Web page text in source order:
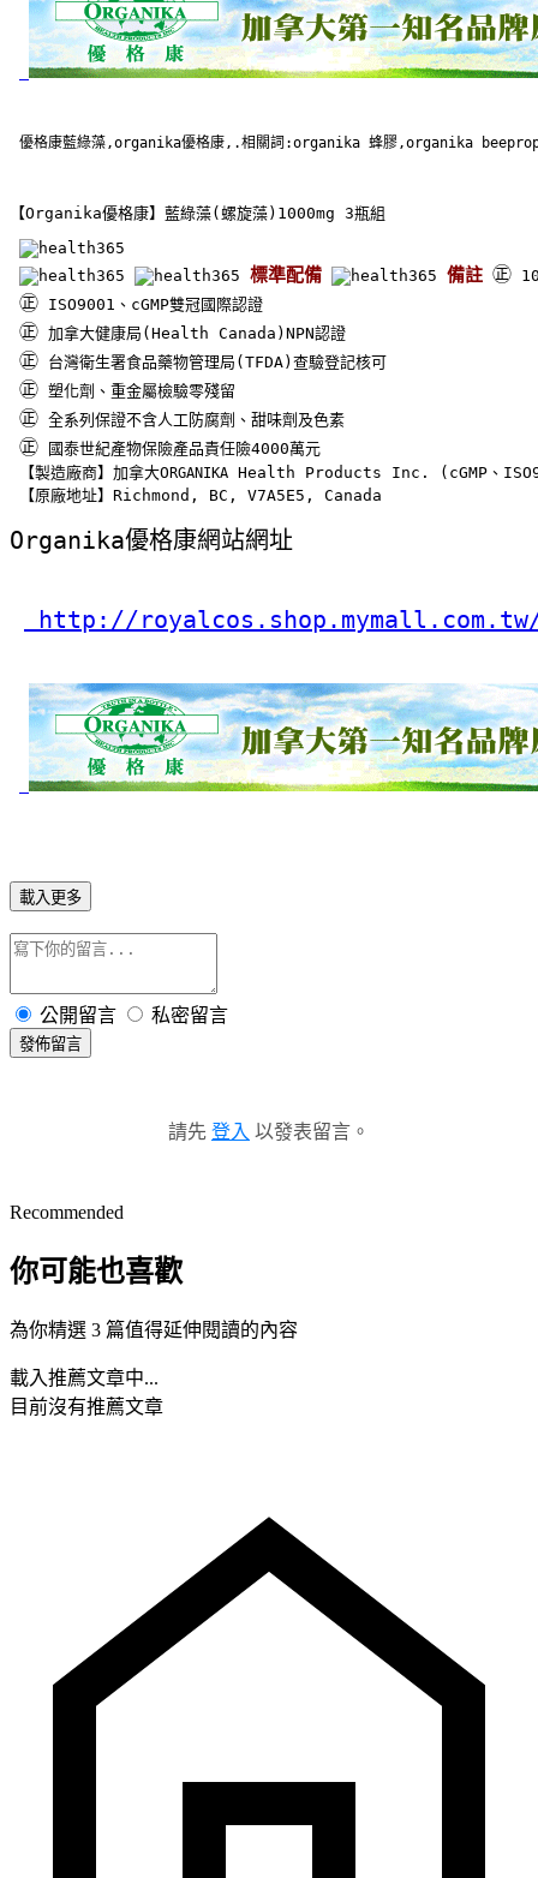
優格康藍綠藻,organika優格康,.相關詞:organika 蜂膠,organika
【Organika優格康】藍綠藻(螺旋藻)1000mg 3瓶組
標準配備 備註 ㊣
㊣ ISO9001、cGMP雙冠國際認證
㊣ 加拿大健康局(Health Canada)NPN認證
㊣ 台灣衛生署食品藥物管理局(TFDA)查驗登記核可
㊣ 塑化劑、重金屬檢驗零殘留
㊣ 全系列保證不含人工防腐劑、甜味劑及色素
㊣ 國泰世紀產物保險產品責任險4000萬元
【製造廠商】加拿大ORGANIKA Health Products Inc. (cGMP、
【原廠地址】Richmond, BC, V7A5E5, Canada
Organika優格康網站網址
http://royalcos.shop.mymall.com.tw/
載入更多
公開留言 私密留言
發佈留言
請先 登入 以發表留言。
Recommended
你可能也喜歡
為你精選 3 篇值得延伸閱讀的內容
載入推薦文章中...
目前沒有推薦文章